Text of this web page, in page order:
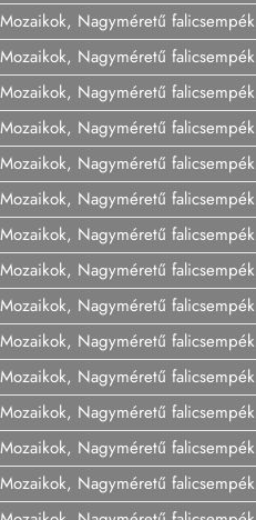
Nagyméretű falicsempék
Nagyméretű falicsempék
Nagyméretű falicsempék
Nagyméretű falicsempék
Nagyméretű falicsempék
Nagyméretű falicsempék
Nagyméretű falicsempék
Nagyméretű falicsempék
Nagyméretű falicsempék
Nagyméretű falicsempék
Nagyméretű falicsempék
Nagyméretű falicsempék
Nagyméretű falicsempék
Nagyméretű falicsempék